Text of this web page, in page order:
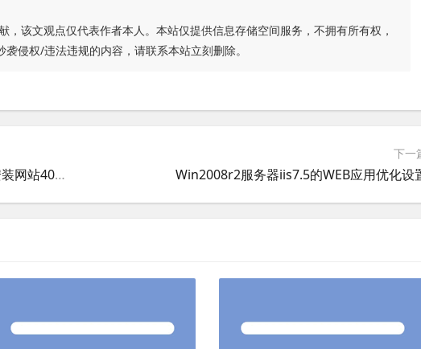
，该文观点仅代表作者本人。本站仅提供信息存储空间服务，不拥有所有权，
侵权/违法违规的内容，请联系本站立刻删除。
hishop安装404错误或无此页面，net4.0安装网站404错误或无此页面，net4.0经典模式404错误或无此页面
下一
Win2008r2服务器iis7.5的WEB应用优化设